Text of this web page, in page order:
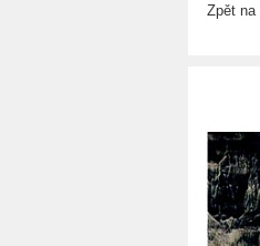
Zpět na